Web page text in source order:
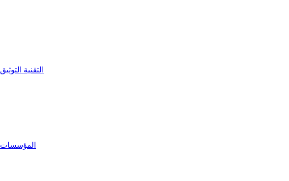
التقنية التوثيق
المؤسسات